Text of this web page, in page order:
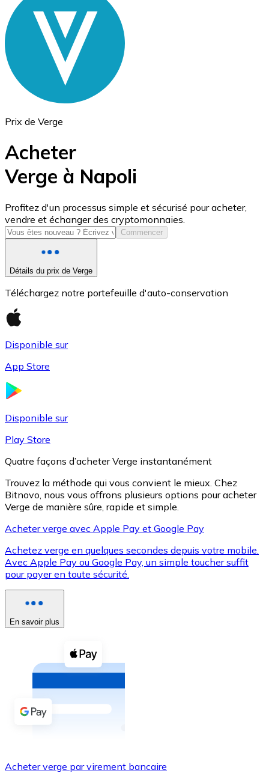
Ethereum
USD Coin
USDC
XRP
XRP
Voir toutes
Coupons crypto
Achetez des cryptomonnaies en espèces et d'autres
Acheter avec espèces
Virement SEPA
Prix de Verge
Acheter
Verge à Napoli
Profitez d'un processus simple et sécurisé pour acheter,
vendre et échanger des cryptomonnaies.
Commencer
Détails du prix de Verge
Téléchargez notre portefeuille d'auto-conservation
Disponible sur
App Store
Disponible sur
Play Store
Quatre façons d’acheter Verge instantanément
Trouvez la méthode qui vous convient le mieux. Chez
Bitnovo, nous vous offrons plusieurs options pour acheter
Verge de manière sûre, rapide et simple.
Acheter verge avec Apple Pay et Google Pay
Achetez verge en quelques secondes depuis votre mobile.
Avec Apple Pay ou Google Pay, un simple toucher suffit
pour payer en toute sécurité.
En savoir plus
Acheter verge par virement bancaire